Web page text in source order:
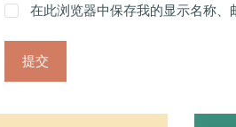
在此浏览器中保存我的显示名称、
提交